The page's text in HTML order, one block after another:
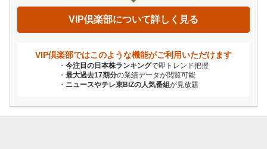
VIP倶楽部について詳しく見る
VIP倶楽部ではこのような機能がご利用いただけます
今注目の日本株ランキングで即トレンド把握
最大過去17期分の業績データが閲覧可能
ニュースやテレ東BIZの人気番組が見放題